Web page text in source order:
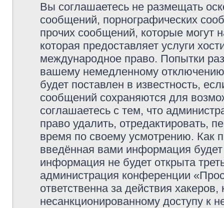
Вы соглашаетесь не размещать
сообщений, порнографических
прочих сообщений, которые могут
которая предоставляет услуги
международное право. Попытки
вашему немедленному
будет поставлен в известность,
сообщений сохраняются для
соглашаетесь с тем, что
право удалить, отредактировать,
время по своему усмотрению. Как
введённая вами информация
информация не будет открыта
администрация конференции
ответственна за действия
несанкционированному доступу к